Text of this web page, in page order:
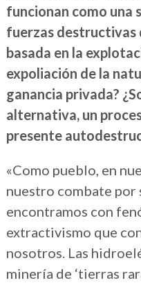
funcionan como una
fuerzas destructivas
basada en la
expoliación de la
ganancia privada?
alternativa, un
presente
«Como pueblo, en
nuestro combate por
encontramos con
extractivismo que
nosotros. Las
minería de ‘tierras